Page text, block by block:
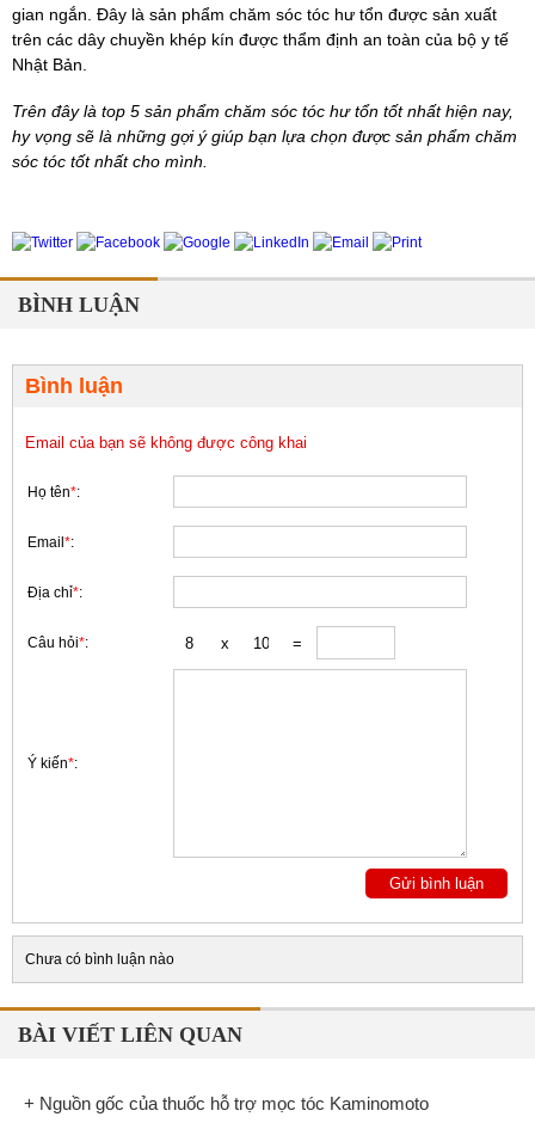
gian ngắn. Đây là sản phẩm chăm sóc tóc hư tổn được sản xuất
trên các dây chuyền khép kín được thẩm định an toàn của bộ y tế
Nhật Bản.
Trên đây là top 5 sản phẩm chăm sóc tóc hư tổn tốt nhất hiện nay,
hy vọng sẽ là những gợi ý giúp bạn lựa chọn được sản phẩm chăm
sóc tóc tốt nhất cho mình.
BÌNH LUẬN
Bình luận
Email của bạn sẽ không được công khai
Họ tên*:
Email *:
Địa chỉ*:
Câu hỏi*:
Ý kiến*:
Chưa có bình luận nào
BÀI VIẾT LIÊN QUAN
+ Nguồn gốc của thuốc hỗ trợ mọc tóc Kaminomoto